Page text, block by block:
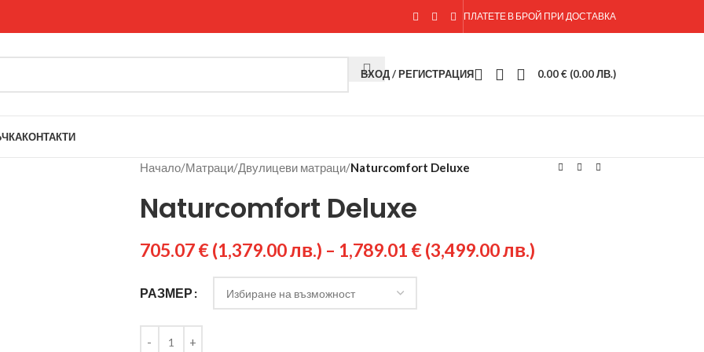
ПЛАТЕТЕ В БРОЙ ПРИ ДОСТАВКА
ВХОД / РЕГИСТРАЦИЯ 0.00€ (0.00 ЛВ.)
КОНТАКТИ
Начало/Матраци/Двулицеви матраци/Naturcomfort Deluxe
Naturcomfort Deluxe
705.07€(1,379.00 лв.) – 1,789.01 €(3,499.00 лв.)
РАЗМЕР